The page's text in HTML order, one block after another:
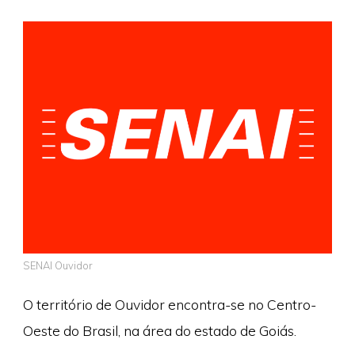
SENAI Ouvidor
O território de Ouvidor encontra-se no Centro-
Oeste do Brasil, na área do estado de Goiás.